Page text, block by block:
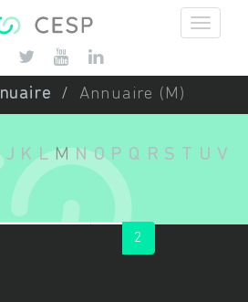
Saisissez vos mots-clés
Annuaire (M)
J K L M N O P Q R S T U V
2